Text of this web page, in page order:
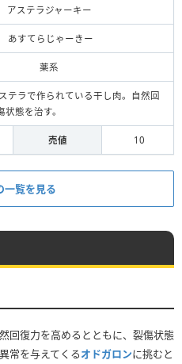
アステラジャーキー
あすてらじゃーきー
薬系
テラで作られている干し肉。自然回
態を治す。
売値 10
覧を見る
回復力を高めるとともに、裂傷状態
常を与えてくるオドガロンに挑むと